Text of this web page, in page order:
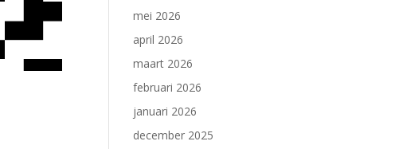
mei 2026
april 2026
maart 2026
februari 2026
januari 2026
december 2025